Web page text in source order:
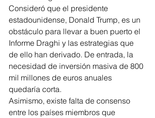
Consideró que el presidente
estadounidense, Donald Trump, es un
obstáculo para llevar a buen puerto el
Informe Draghi y las estrategias que
de ello han derivado. De entrada, la
necesidad de inversión masiva de 800
mil millones de euros anuales
quedaría corta.
Asimismo, existe falta de consenso
entre los países miembros que